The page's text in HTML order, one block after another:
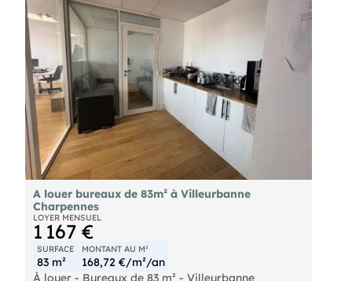
- Climatisation réversible
- Excellent état général
- Disponibilité immédiate
- Loyer annuel 19 500€. Provisions sur charges
annuelles 720€
- TF (2025) 1450€ à la charge du locataire
- Loyer annuel HT 1 box garage en sous-sol 1080€
- Dépôt Garantie 3 mois de loyer
- Honoraires de commercialisation agence 6174€
HT à la charge du preneur
- Honoraires de rédaction Bail commercial à
préciser+ EDL à la charge du preneur. Pour tout
renseignement ou visite éventuelle me contacter
au .
A louer bureaux de 83m² à Villeurbanne
Charpennes
LOYER MENSUEL
1 167 €
SURFACE
83 m²
MONTANT AU M²
168,72 €/m²/an
À louer - Bureaux de 83 m² - Villeurbanne